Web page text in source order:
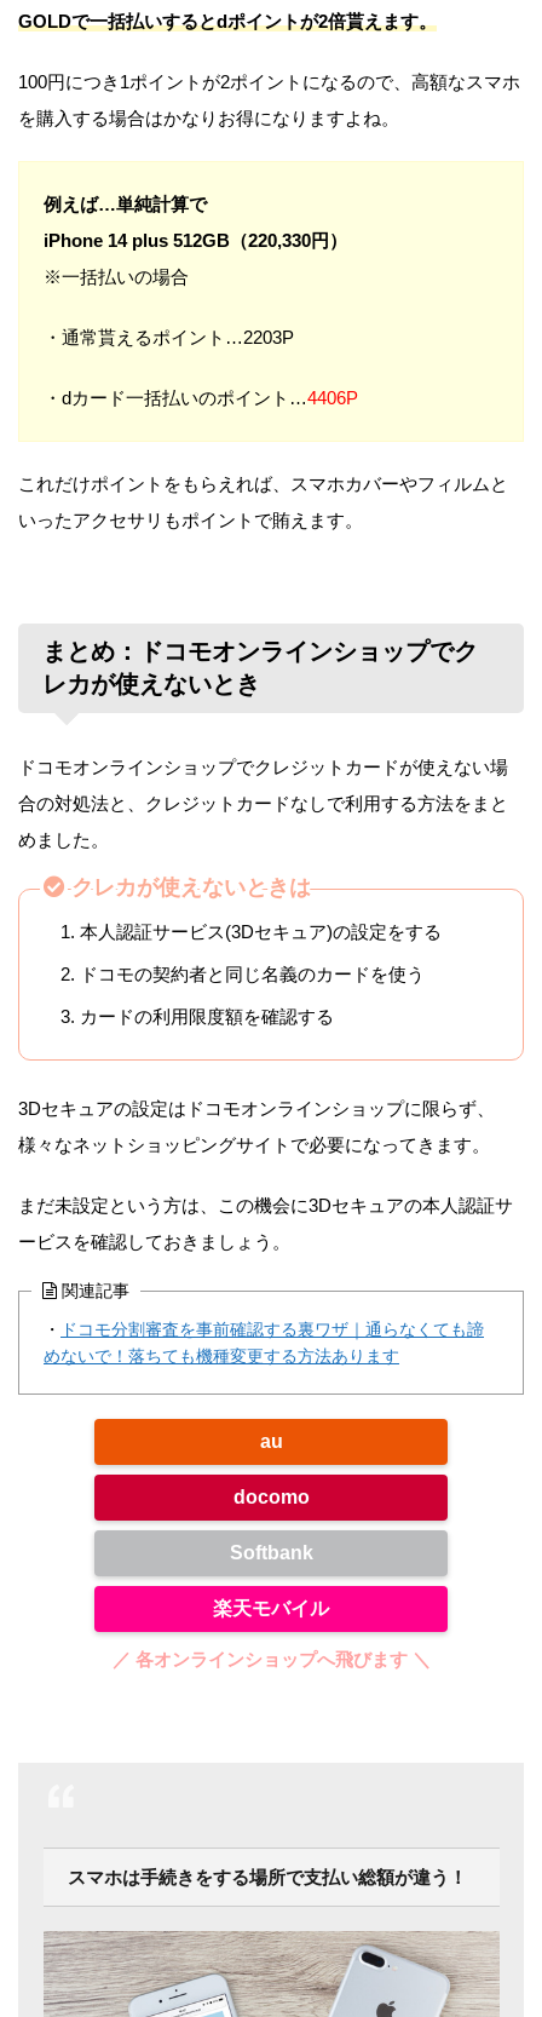
GOLDで一括払いするとdポイントが2倍貰えます。
100円につき1ポイントが2ポイントになるので、高額なスマホ
を購入する場合はかなりお得になりますよね。
例えば…単純計算で
iPhone 14 plus 512GB（220,330円）
※一括払いの場合
・通常貰えるポイント…2203P
・dカード一括払いのポイント…4406P
これだけポイントをもらえれば、スマホカバーやフィルムと
いったアクセサリもポイントで賄えます。
まとめ：ドコモオンラインショップでク
レカが使えないとき
ドコモオンラインショップでクレジットカードが使えない場
合の対処法と、クレジットカードなしで利用する方法をまと
めました。
クレカが使えないときは
本人認証サービス(3Dセキュア)の設定をする
ドコモの契約者と同じ名義のカードを使う
カードの利用限度額を確認する
3Dセキュアの設定はドコモオンラインショップに限らず、
様々なネットショッピングサイトで必要になってきます。
まだ未設定という方は、この機会に3Dセキュアの本人認証サ
ービスを確認しておきましょう。
関連記事
・
ドコモ分割審査を事前確認する裏ワザ｜通らなくても諦
めないで！落ちても機種変更する方法あります
au
docomo
Softbank
楽天モバイル
／ 各オンラインショップへ飛びます ＼
スマホは手続きをする場所で支払い総額が違う！